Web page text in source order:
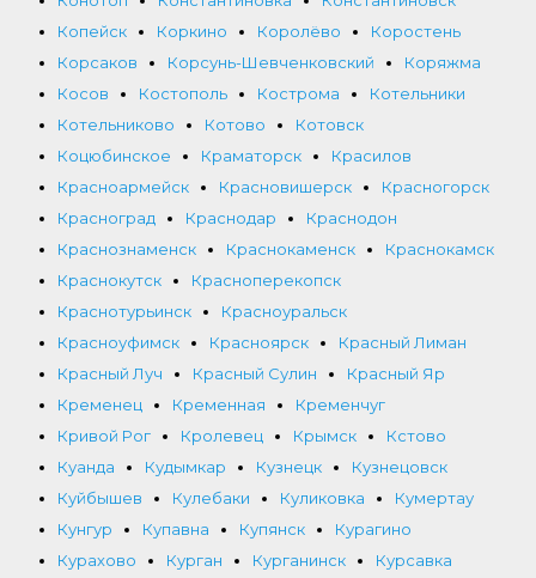
Копейск
Коркино Королёво
Коростень
Корсаков
Корсунь-Шевченковский
Коряжма
Косов
Костополь Кострома
Котельники
Котельниково
Котово
Котовск
Коцюбинское
Краматорск
Красилов
Красноармейск
Красновишерск
Красногорск
Красноград
Краснодар
Краснодон
Краснознаменск
Краснокаменск
Краснокамск
Краснокутск
Красноперекопск
Краснотурьинск
Красноуральск
Красноуфимск
Красноярск
Красный Лиман
Красный Луч
Красный Сулин
Красный Яр
Кременец
Кременная
Кременчуг
Кривой Рог
Кролевец Крымск
Кстово
Куанда
Кудымкар Кузнецк
Кузнецовск
Куйбышев
Кулебаки Куликовка
Кумертау
Кунгур
Купавна Купянск
Курагино
Курахово
Курган Курганинск
Курсавка